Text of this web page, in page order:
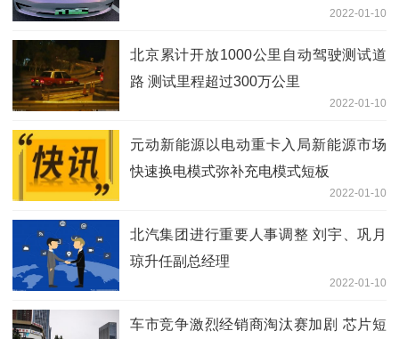
2022-01-10
北京累计开放1000公里自动驾驶测试道
路 测试里程超过300万公里
2022-01-10
元动新能源以电动重卡入局新能源市场
快速换电模式弥补充电模式短板
2022-01-10
北汽集团进行重要人事调整 刘宇、巩月
琼升任副总经理
2022-01-10
车市竞争激烈经销商淘汰赛加剧 芯片短